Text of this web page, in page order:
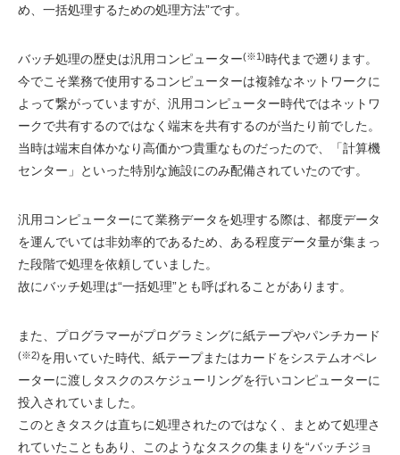
め、一括処理するための処理方法”です。
バッチ処理の歴史は汎用コンピューター(※1)時代まで遡ります。
今でこそ業務で使用するコンピューターは複雑なネットワークに
よって繋がっていますが、汎用コンピューター時代ではネットワ
ークで共有するのではなく端末を共有するのが当たり前でした。
当時は端末自体かなり高価かつ貴重なものだったので、「計算機
センター」といった特別な施設にのみ配備されていたのです。
汎用コンピューターにて業務データを処理する際は、都度データ
を運んでいては非効率的であるため、ある程度データ量が集まっ
た段階で処理を依頼していました。
故にバッチ処理は“一括処理”とも呼ばれることがあります。
また、プログラマーがプログラミングに紙テープやパンチカード
(※2)を用いていた時代、紙テープまたはカードをシステムオペレ
ーターに渡しタスクのスケジューリングを行いコンピューターに
投入されていました。
このときタスクは直ちに処理されたのではなく、まとめて処理さ
れていたこともあり、このようなタスクの集まりを“バッチジョ